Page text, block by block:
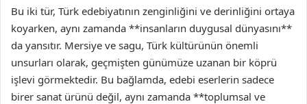
Bu iki tür, Türk edebiyatının zenginliğini ve derinliğini ortaya
koyarken, aynı zamanda **insanların duygusal dünyasını**
da yansıtır. Mersiye ve sagu, Türk kültürünün önemli
unsurları olarak, geçmişten günümüze uzanan bir köprü
işlevi görmektedir. Bu bağlamda, edebi eserlerin sadece
birer sanat ürünü değil, aynı zamanda **toplumsal ve